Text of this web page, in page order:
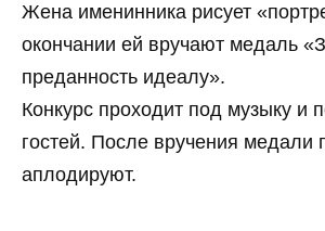
Жена именинника рисует
окончании ей вручают медаль
преданность идеалу».
Конкурс проходит под музыку и
гостей. После вручения медали
аплодируют.